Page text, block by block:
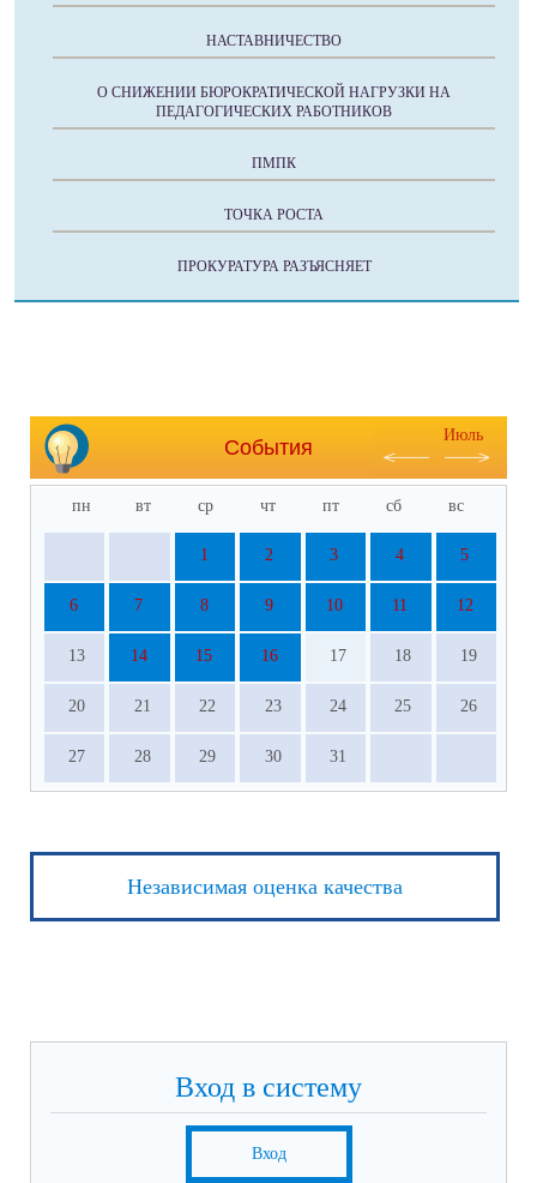
НАСТАВНИЧЕСТВО
О СНИЖЕНИИ БЮРОКРАТИЧЕСКОЙ НАГРУЗКИ НА
ПЕДАГОГИЧЕСКИХ РАБОТНИКОВ
ПМПК
ТОЧКА РОСТА
ПРОКУРАТУРА РАЗЪЯСНЯЕТ
События
Июль
пн вт ср чт пт сб вс
1 2 3 4 5
6 7 8 9 10 11 12
13 14 15 16 17 18 19
20 21 22 23 24 25 26
27 28 29 30 31
Независимая оценка качества
Вход в систему
Вход